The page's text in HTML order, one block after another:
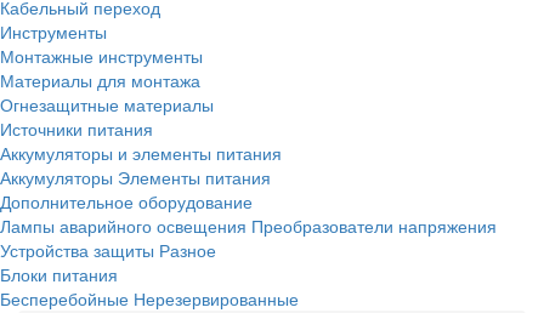
Кабельный переход
Инструменты
Монтажные инструменты
Материалы для монтажа
Огнезащитные материалы
Источники питания
Аккумуляторы и элементы питания
Аккумуляторы Элементы питания
Дополнительное оборудование
Лампы аварийного освещения Преобразователи напряжения
Устройства защиты Разное
Блоки питания
Бесперебойные Нерезервированные